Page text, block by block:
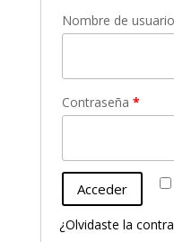
Nombre de
Contraseña *
Acceder
¿Olvidaste la